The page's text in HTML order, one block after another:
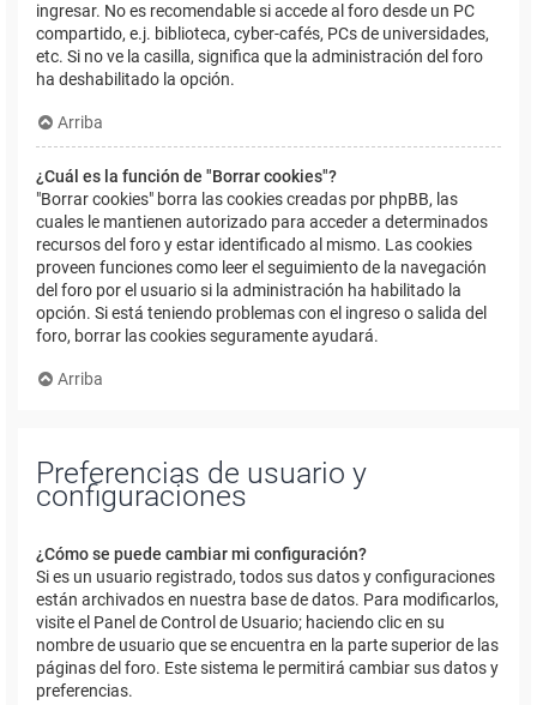
ingresar. No es recomendable si accede al foro desde un PC
compartido, e.j. biblioteca, cyber-cafés, PCs de universidades,
etc. Si no ve la casilla, significa que la administración del foro
ha deshabilitado la opción.
Arriba
¿Cuál es la función de "Borrar cookies"?
"Borrar cookies" borra las cookies creadas por phpBB, las
cuales le mantienen autorizado para acceder a determinados
recursos del foro y estar identificado al mismo. Las cookies
proveen funciones como leer el seguimiento de la navegación
del foro por el usuario si la administración ha habilitado la
opción. Si está teniendo problemas con el ingreso o salida del
foro, borrar las cookies seguramente ayudará.
Arriba
Preferencias de usuario y
configuraciones
¿Cómo se puede cambiar mi configuración?
Si es un usuario registrado, todos sus datos y configuraciones
están archivados en nuestra base de datos. Para modificarlos,
visite el Panel de Control de Usuario; haciendo clic en su
nombre de usuario que se encuentra en la parte superior de las
páginas del foro. Este sistema le permitirá cambiar sus datos y
preferencias.